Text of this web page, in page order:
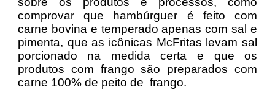
comprovar que hambúrguer é feito com
carne bovina e temperado apenas com sal e
pimenta, que as icônicas McFritas levam sal
porcionado na medida certa e que os
produtos com frango são preparados com
carne 100% de peito de frango.